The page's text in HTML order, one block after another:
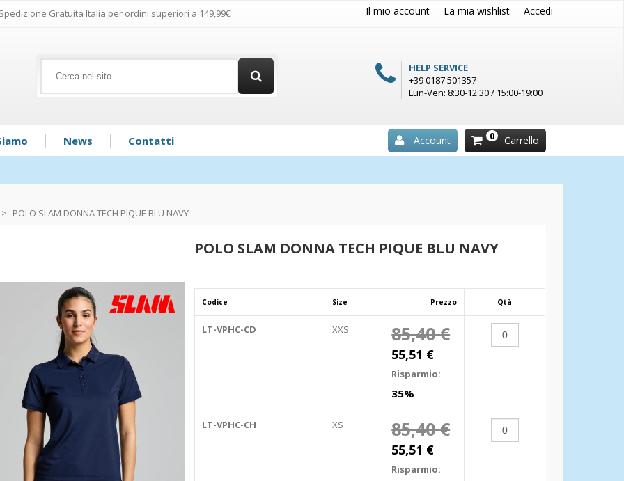
Il mio account La mia wishlist Accedi
Spedizione Gratuita Italia per ordini superiori a 149,99€
HELP SERVICE
+39 0187 501357
Lun-Ven: 8:30-12:30 / 15:00-19:00
News Contatti Carrello
0
Account
> POLO SLAM DONNA TECH PIQUE BLU NAVY
POLO SLAM DONNA TECH PIQUE BLU NAVY
Codice Size Prezzo Qtà
LT-VPHC-CD XXS 85,40 €
55,51 €
Risparmio:
35%
LT-VPHC-CH XS 85,40 €
55,51 €
Risparmio: